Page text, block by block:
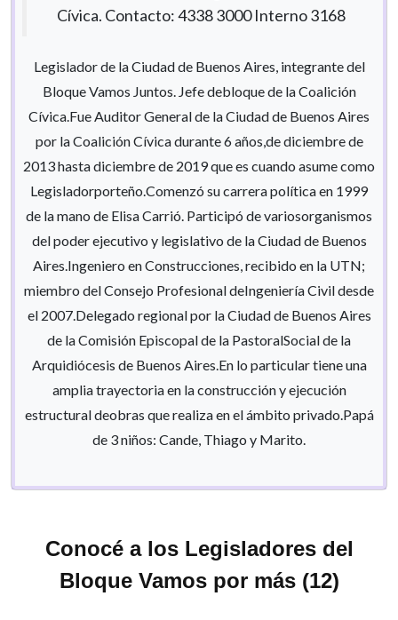
Cívica. Contacto: 4338 3000 Interno 3168
Legislador de la Ciudad de Buenos Aires, integrante del
Bloque Vamos Juntos. Jefe debloque de la Coalición
Cívica.Fue Auditor General de la Ciudad de Buenos Aires
por la Coalición Cívica durante 6 años,de diciembre de
2013 hasta diciembre de 2019 que es cuando asume como
Legisladorporteño.Comenzó su carrera política en 1999
de la mano de Elisa Carrió. Participó de variosorganismos
del poder ejecutivo y legislativo de la Ciudad de Buenos
Aires.Ingeniero en Construcciones, recibido en la UTN;
miembro del Consejo Profesional deIngeniería Civil desde
el 2007.Delegado regional por la Ciudad de Buenos Aires
de la Comisión Episcopal de la PastoralSocial de la
Arquidiócesis de Buenos Aires.En lo particular tiene una
amplia trayectoria en la construcción y ejecución
estructural deobras que realiza en el ámbito privado.Papá
de 3 niños: Cande, Thiago y Marito.
Conocé a los Legisladores del
Bloque Vamos por más (12)